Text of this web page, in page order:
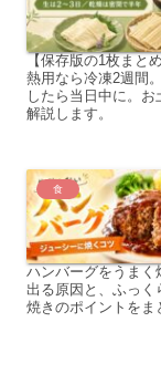
【保存版の1枚まと
熱用なら冷凍2週間
したら当日中に。
解説します。
食
ハンバーグをうまく
出る原因と、ふっく
焼きのポイントをま